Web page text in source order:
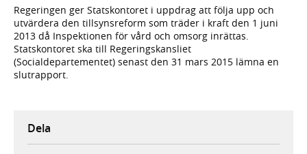
Regeringen ger Statskontoret i uppdrag att följa upp och
utvärdera den tillsynsreform som träder i kraft den 1 juni
2013 då Inspektionen för vård och omsorg inrättas.
Statskontoret ska till Regeringskansliet
(Socialdepartementet) senast den 31 mars 2015 lämna en
slutrapport.
Dela